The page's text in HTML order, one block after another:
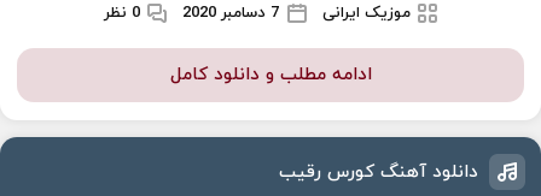
موزیک ایرانی 7 دسامبر 2020 0 نظر
ادامه مطلب و دانلود کامل
دانلود آهنگ کورس رقیب